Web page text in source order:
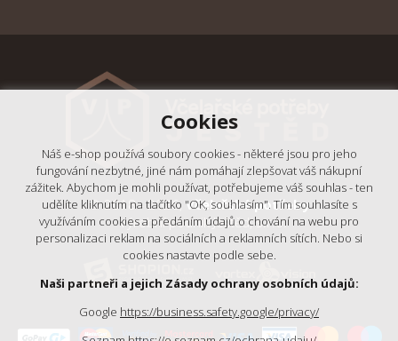
© 2018 - 2026, Včelařské potřeby
- Výrobní podnik Ještěd, s.r.o.
Cookies
Náš e-shop používá soubory cookies - některé jsou pro jeho
fungování nezbytné, jiné nám pomáhají zlepšovat váš nákupní
zážitek. Abychom je mohli používat, potřebujeme váš souhlas - ten
udělíte kliknutím na tlačítko "OK, souhlasím". Tím souhlasíte s
využíváním cookies a předáním údajů o chování na webu pro
personalizaci reklam na sociálních a reklamních sítích. Nebo si
cookies nastavte podle sebe.
Naši partneři a jejich Zásady ochrany osobních údajů:
Google https://business.safety.google/privacy/